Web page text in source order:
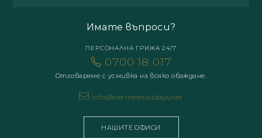
Имате въпроси?
ПЕРСОНАЛНА ГРИЖА 24/7
0700 18 017
Отговаряме с усмивка на всяко обаждане.
info@hermesholidays.net
НАШИТЕ ОФИСИ